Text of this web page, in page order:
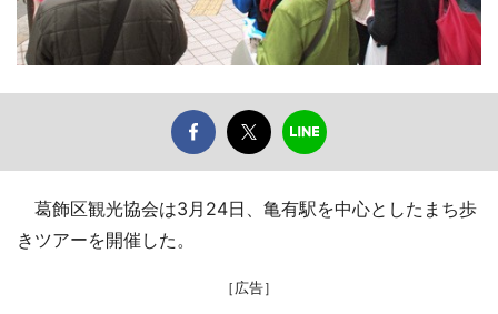
葛飾区観光協会は3月24日、亀有駅を中心としたまち歩
きツアーを開催した。
［広告］